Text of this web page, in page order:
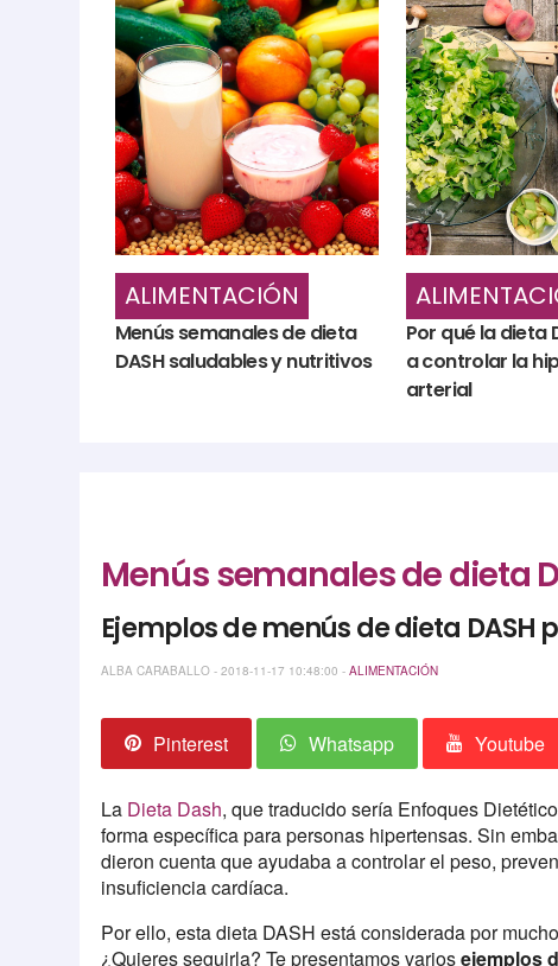
ALIMENTACIÓN
Menús semanales de dieta
DASH saludables y nutritivos
Por qué la dieta
a controlar la
arterial
Menús semanales de dieta
Ejemplos de menús de dieta
ALBA CARABALLO - 2018-11-17 10:48:00 -ALIMENTACIÓN
Pinterest Whatsapp Youtube
La Dieta Dash, que traducido sería Enfoques
forma específica para personas hipertensas. Sin
dieron cuenta que ayudaba a controlar el peso,
insuficiencia cardíaca.
Por ello, esta dieta DASH está considerada por
¿Quieres seguirla? Te presentamos variosejemplos